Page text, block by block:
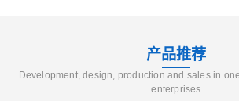
产品推荐
Development, design, production and sales in
enterprises